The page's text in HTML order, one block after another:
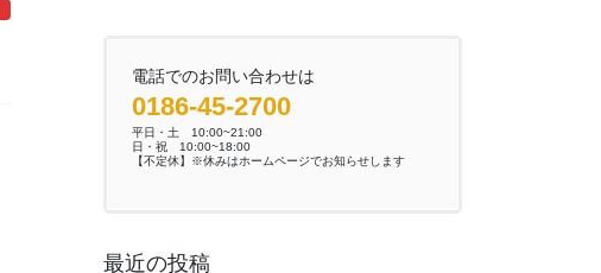
電話でのお問い合わせは
0186-45-2700
平日・土 10:00~21:00
日・祝 10:00~18:00
【不定休】※休みはホームページでお知らせします
最近の投稿